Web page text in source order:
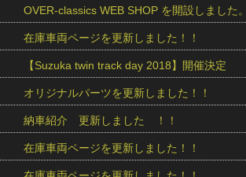
OVER-classics WEB SHOP を開設しました
在庫車両ページを更新しました！！
【Suzuka twin track day 2018】開催決定
オリジナルパーツを更新しました！！
納車紹介 更新しました ！！
在庫車両ページを更新しました！！